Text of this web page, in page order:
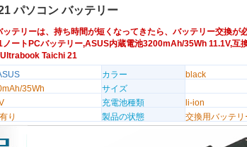
パソコン バッテリー
テリーは、持ち時間が短くなってきたら、バッテリー交換が
ートPCバッテリー,ASUS内蔵電池3200mAh/35Wh 11.1V,互
Taichi 21
カラー
black
35Wh
サイズ
充電池種類
li-ion
り 製品の状態 交換用バッテリ